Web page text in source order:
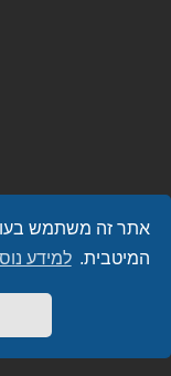
אתר זה משתמש
המיטבית. למידע